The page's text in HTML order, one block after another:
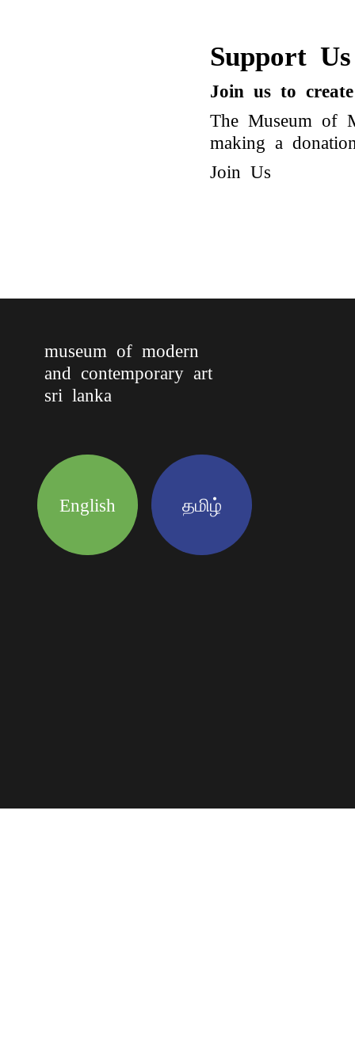
Support Us
Join us to
The Museum of
making a
Join Us
museum of modern
and contemporary art
sri lanka
English தமிழ்